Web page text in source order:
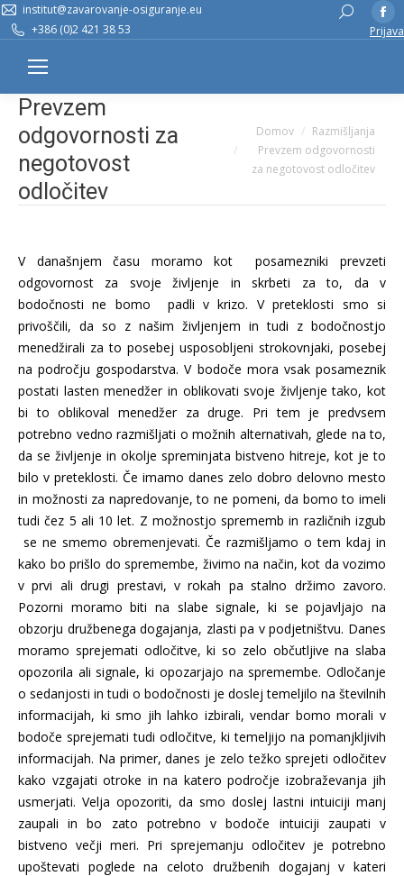
institut@zavarovanje-osiguranje.eu
+386 (0)2 421 38 53
Search:
Prijava
Prevzem
odgovornosti za
negotovost
odločitev
You are here:
Domov
Razmišljanja
Prevzem odgovornosti
za negotovost odločitev
V današnjem času moramo kot posamezniki prevzeti
odgovornost za svoje življenje in skrbeti za to, da v
bodočnosti ne bomo padli v krizo. V preteklosti smo si
privoščili, da so z našim življenjem in tudi z bodočnostjo
menedžirali za to posebej usposobljeni strokovnjaki, posebej
na področju gospodarstva. V bodoče mora vsak posameznik
postati lasten menedžer in oblikovati svoje življenje tako, kot
bi to oblikoval menedžer za druge. Pri tem je predvsem
potrebno vedno razmišljati o možnih alternativah, glede na to,
da se življenje in okolje spreminjata bistveno hitreje, kot je to
bilo v preteklosti. Če imamo danes zelo dobro delovno mesto
in možnosti za napredovanje, to ne pomeni, da bomo to imeli
tudi čez 5 ali 10 let. Z možnostjo sprememb in različnih izgub
se ne smemo obremenjevati. Če razmišljamo o tem kdaj in
kako bo prišlo do spremembe, živimo na način, kot da vozimo
v prvi ali drugi prestavi, v rokah pa stalno držimo zavoro.
Pozorni moramo biti na slabe signale, ki se pojavljajo na
obzorju družbenega dogajanja, zlasti pa v podjetništvu. Danes
moramo sprejemati odločitve, ki so zelo občutljive na slaba
opozorila ali signale, ki opozarjajo na spremembe. Odločanje
o sedanjosti in tudi o bodočnosti je doslej temeljilo na številnih
informacijah, ki smo jih lahko izbirali, vendar bomo morali v
bodoče sprejemati tudi odločitve, ki temeljijo na pomanjkljivih
informacijah. Na primer, danes je zelo težko sprejeti odločitev
kako vzgajati otroke in na katero področje izobraževanja jih
usmerjati. Velja opozoriti, da smo doslej lastni intuiciji manj
zaupali in bo zato potrebno v bodoče intuiciji zaupati v
bistveno večji meri. Pri sprejemanju odločitev je potrebno
upoštevati poglede na celoto družbenih dogajanj v kateri